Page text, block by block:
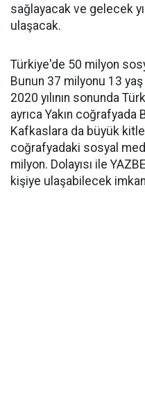
sağlayacak ve gelecek
ulaşacak.
Türkiye'de 50 milyon
Bunun 37 milyonu 13
2020 yılının sonunda
ayrıca Yakın coğrafyada
Kafkaslara da büyük
coğrafyadaki sosyal
milyon. Dolayısı ile
kişiye ulaşabilecek